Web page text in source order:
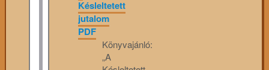
Késleltetett
jutalom
PDF
Könyvajánló:
„A